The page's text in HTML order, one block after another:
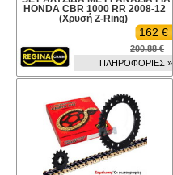
HONDA CBR 1000 RR 2008-12
(Χρυσή Z-Ring)
162 €
200.88 €
ΠΛΗΡΟΦΟΡΙΕΣ »